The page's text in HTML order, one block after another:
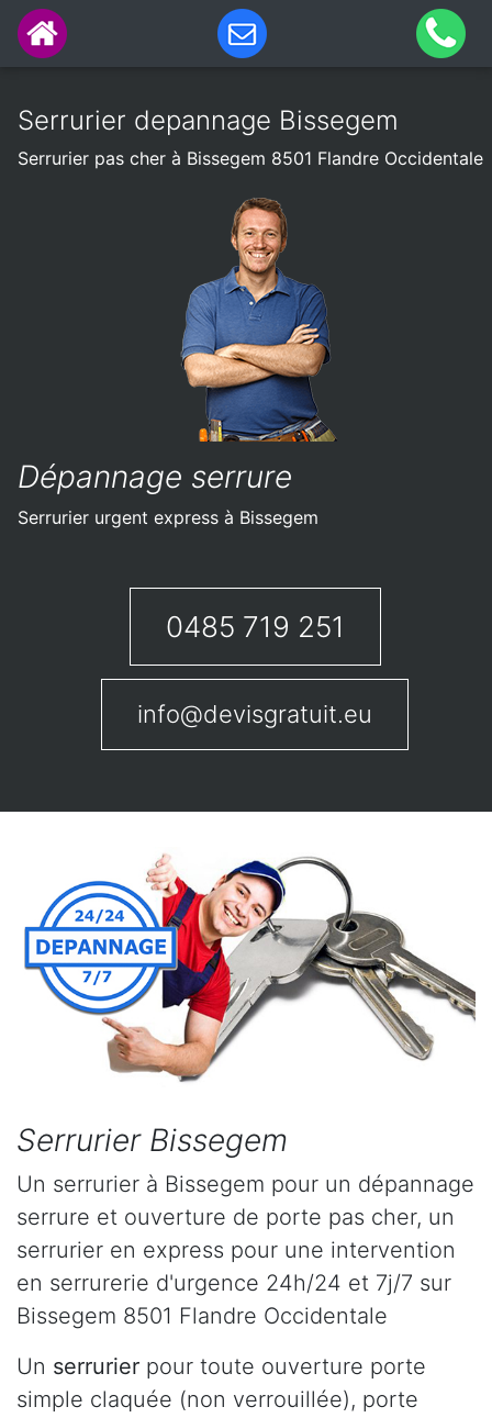
Serrurier depannage Bissegem
Serrurier pas cher à Bissegem 8501 Flandre Occidentale
Dépannage serrure
Serrurier urgent express à Bissegem
0485 719 251
info@devisgratuit.eu
Serrurier Bissegem
Un serrurier à Bissegem pour un dépannage
serrure et ouverture de porte pas cher, un
serrurier en express pour une intervention
en serrurerie d'urgence 24h/24 et 7j/7 sur
Bissegem 8501 Flandre Occidentale
Un serrurier pour toute ouverture porte
simple claquée (non verrouillée), porte